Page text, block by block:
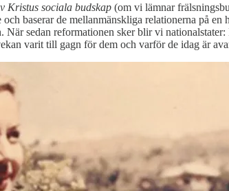
Kristus sociala budskap (om vi lämnar
baserar de mellanmänskliga relationerna på
sedan reformationen sker blir vi
varit till gagn för dem och varför de idag är